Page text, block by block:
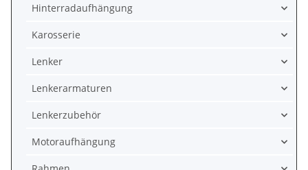
Hinterradaufhängung
Karosserie
Lenker
Lenkerarmaturen
Lenkerzubehör
Motoraufhängung